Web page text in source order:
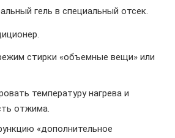
гель в специальный отсек.
стирки «объемные вещи» или
температуру нагрева и
отжима.
«дополнительное